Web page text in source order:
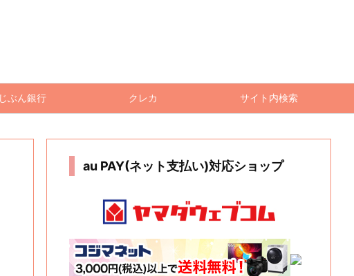
ぶん銀行 クレカ サイト内検索
au PAY(ネット支払い)対応ショップ